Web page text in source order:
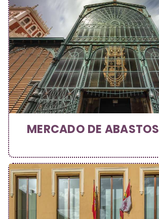
MERCADO DE ABASTOS